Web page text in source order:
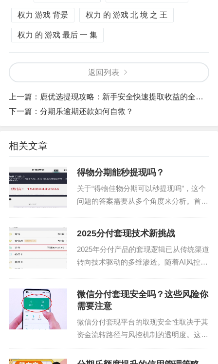
权力 游戏 背景 权力 的 游戏 北 境 之 王
权力 的 游戏 最后 一 集
返回列表
上一篇： 鹿优选提现攻略：新手安全快速提取收益的全面指南
下一篇： 分期乐逾期还款如何自救？
相关文章
得物分期能秒提现吗？
关于“得物佳物分期可以秒提现吗”，这个
问题的答案需要从多个角度来分析。首
常指的是用户在购买商品时选择的支付方
式之一，即按月分...
2025分付套现技术新挑战
2025年分付产品的套现逻辑已从传统渠道
转向技术驱动的多维渗透。随着AI风控系
性面临前所未有的挑战。当前主流的套现
路径已从线下P...
微信分付套现安全吗？这些风险你
需要注意
微信分付套现平台的取现安全性取决于其
资金流转路径与风控机制的透明度。这类
付，用户将资金转入平台账户后，系统会